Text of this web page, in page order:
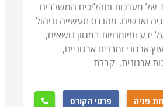
של מערכות ותהליכים המשלבים
ואנשים. מהנדס תעשייה וניהול
ידע ומיומנויות במגוון נושאים,
ארגוני ומבנים ארגוניים,
ארגונית, קבלת
פניה פרטי הקורס 